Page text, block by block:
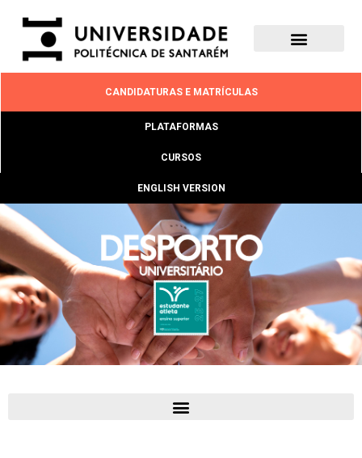
CANDIDATURAS E MATRÍCULAS
PLATAFORMAS
CURSOS
ENGLISH VERSION